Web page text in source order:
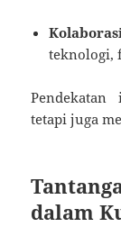
teknologi,
tetapi juga
dalam